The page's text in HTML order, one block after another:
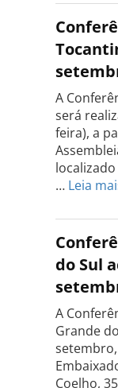
A
será
feira), a
… Leia
do Sul
A
Grande
Coelho,